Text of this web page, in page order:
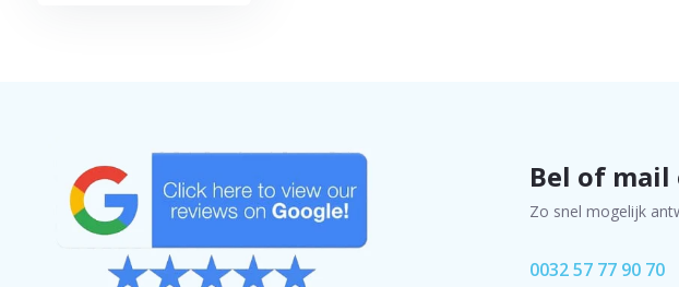
Bel of mail
Zo snel mogelijk
0032 57 77 90 70